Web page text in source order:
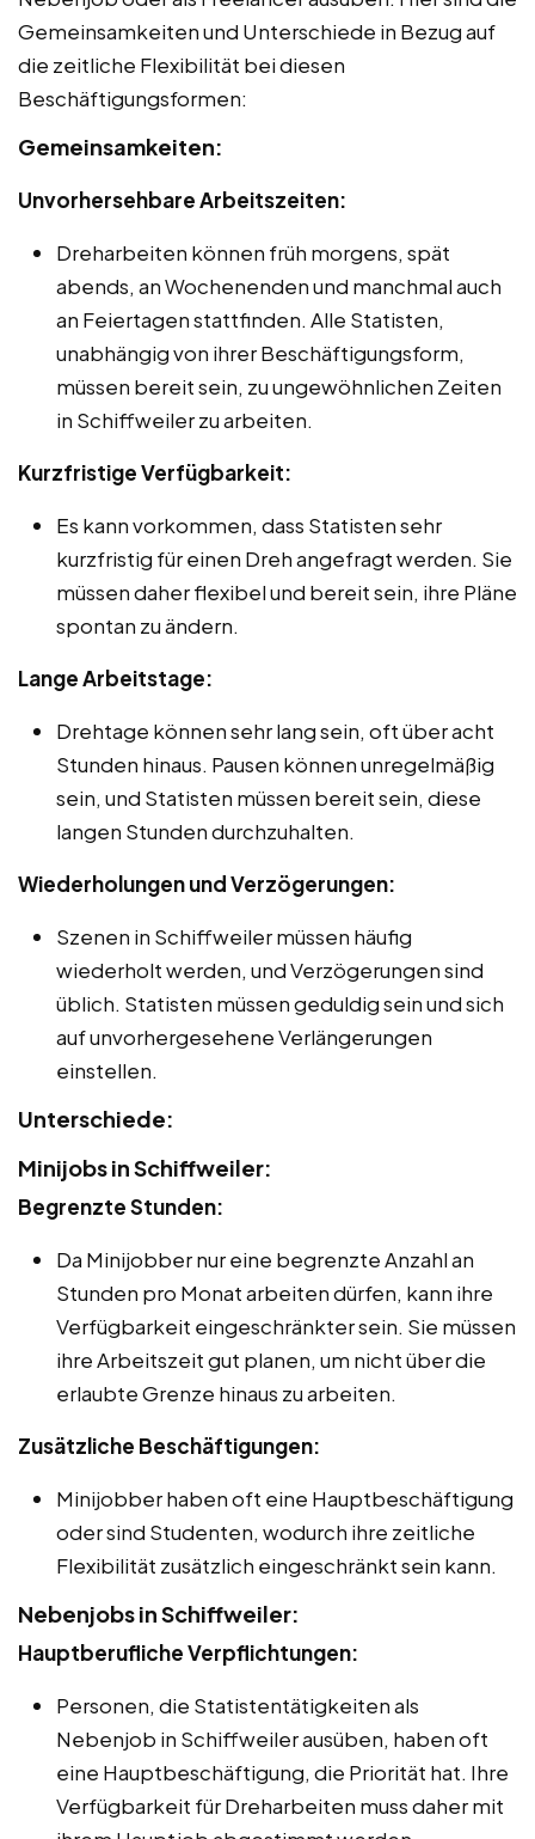
Gemeinsamkeiten und Unterschiede in Bezug auf
die zeitliche Flexibilität bei diesen
Beschäftigungsformen:
Gemeinsamkeiten:
Unvorhersehbare Arbeitszeiten:
Dreharbeiten können früh morgens, spät
abends, an Wochenenden und manchmal auch
an Feiertagen stattfinden. Alle Statisten,
unabhängig von ihrer Beschäftigungsform,
müssen bereit sein, zu ungewöhnlichen Zeiten
in Schiffweiler zu arbeiten.
Kurzfristige Verfügbarkeit:
Es kann vorkommen, dass Statisten sehr
kurzfristig für einen Dreh angefragt werden. Sie
müssen daher flexibel und bereit sein, ihre Pläne
spontan zu ändern.
Lange Arbeitstage:
Drehtage können sehr lang sein, oft über acht
Stunden hinaus. Pausen können unregelmäßig
sein, und Statisten müssen bereit sein, diese
langen Stunden durchzuhalten.
Wiederholungen und Verzögerungen:
Szenen in Schiffweiler müssen häufig
wiederholt werden, und Verzögerungen sind
üblich. Statisten müssen geduldig sein und sich
auf unvorhergesehene Verlängerungen
einstellen.
Unterschiede:
Minijobs in Schiffweiler:
Begrenzte Stunden:
Da Minijobber nur eine begrenzte Anzahl an
Stunden pro Monat arbeiten dürfen, kann ihre
Verfügbarkeit eingeschränkter sein. Sie müssen
ihre Arbeitszeit gut planen, um nicht über die
erlaubte Grenze hinaus zu arbeiten.
Zusätzliche Beschäftigungen:
Minijobber haben oft eine Hauptbeschäftigung
oder sind Studenten, wodurch ihre zeitliche
Flexibilität zusätzlich eingeschränkt sein kann.
Nebenjobs in Schiffweiler:
Hauptberufliche Verpflichtungen:
Personen, die Statistentätigkeiten als
Nebenjob in Schiffweiler ausüben, haben oft
eine Hauptbeschäftigung, die Priorität hat. Ihre
Verfügbarkeit für Dreharbeiten muss daher mit